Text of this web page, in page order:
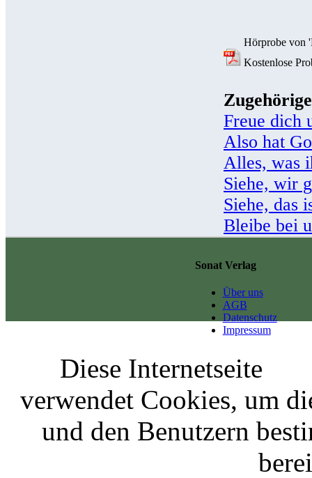
Hörprobe von
Kostenlose
Freue dich
Also hat
Alles, was
Siehe, wir
Siehe, das
Bleibe bei
Sonat Verlag
Über uns
AGB
Datenschutz
Impressum
Diese Internetseite
verwendet Cookies, um
und den Benutzern